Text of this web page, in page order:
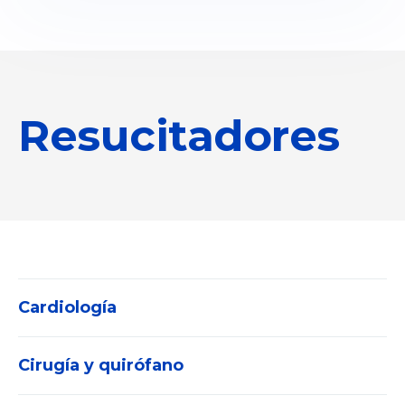
Resucitadores
Cardiología
Electrocardiógrafos
Cirugía y quirófano